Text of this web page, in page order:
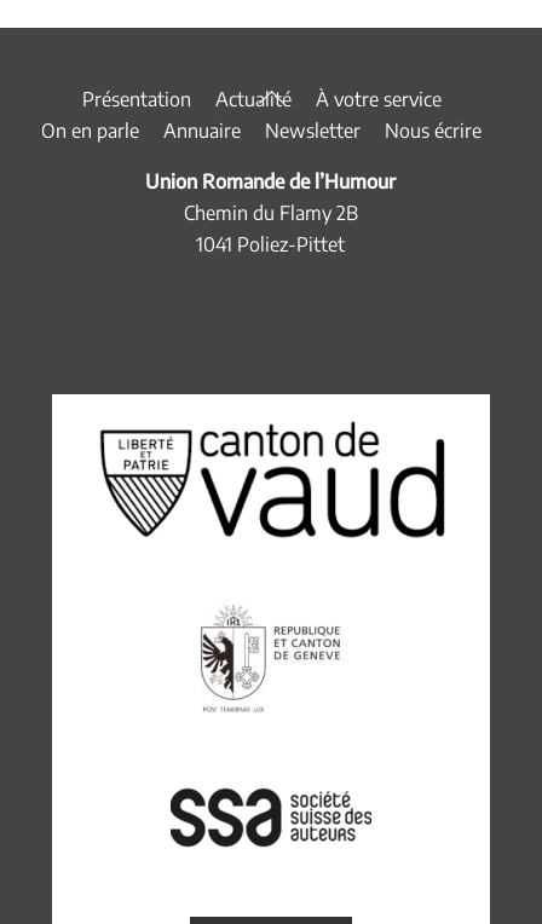
Back
To
Présentation Actualité
À votre service
On en parle
Annuaire Newsletter Nous écrire
Union Romande de l’Humour
Chemin du Flamy 2B
1041 Poliez-Pittet